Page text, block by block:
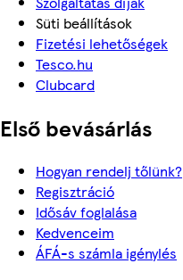
Süti beállítások
Fizetési lehetőségek
Tesco.hu
Clubcard
Első bevásárlás
Hogyan rendelj tőlünk?
Regisztráció
Idősáv foglalása
Kedvenceim
ÁFÁ-s számla igénylés